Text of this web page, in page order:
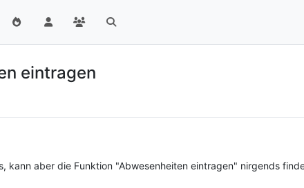
eintragen
kann aber die Funktion "Abwesenheiten eintragen" nirgends